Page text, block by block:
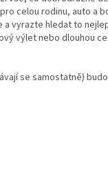
celou rodinu, auto a
a vyrazte hledat to
výlet nebo dlouhou
se samostatně)